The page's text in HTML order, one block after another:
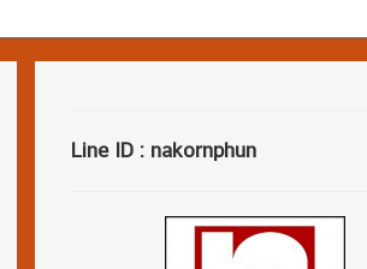
Line ID : nakornphun